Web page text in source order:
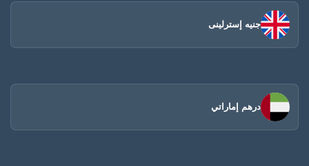
جنيه إسترلينى
درهم إماراتي